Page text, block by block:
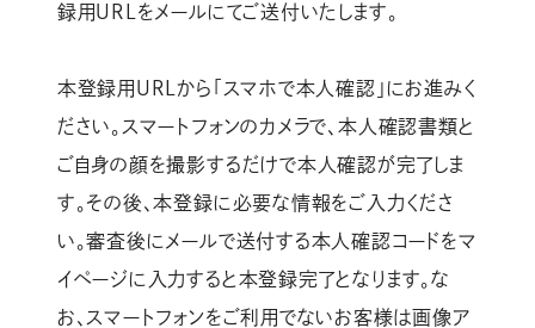
録用URLをメールにてご送付いたします。
本登録用URLから「スマホで本人確認」にお進みく
ださい。スマートフォンのカメラで、本人確認書類と
ご自身の顔を撮影するだけで本人確認が完了しま
す。その後、本登録に必要な情報をご入力くださ
い。審査後にメールで送付する本人確認コードをマ
イページに入力すると本登録完了となります。な
お、スマートフォンをご利用でないお客様は画像ア